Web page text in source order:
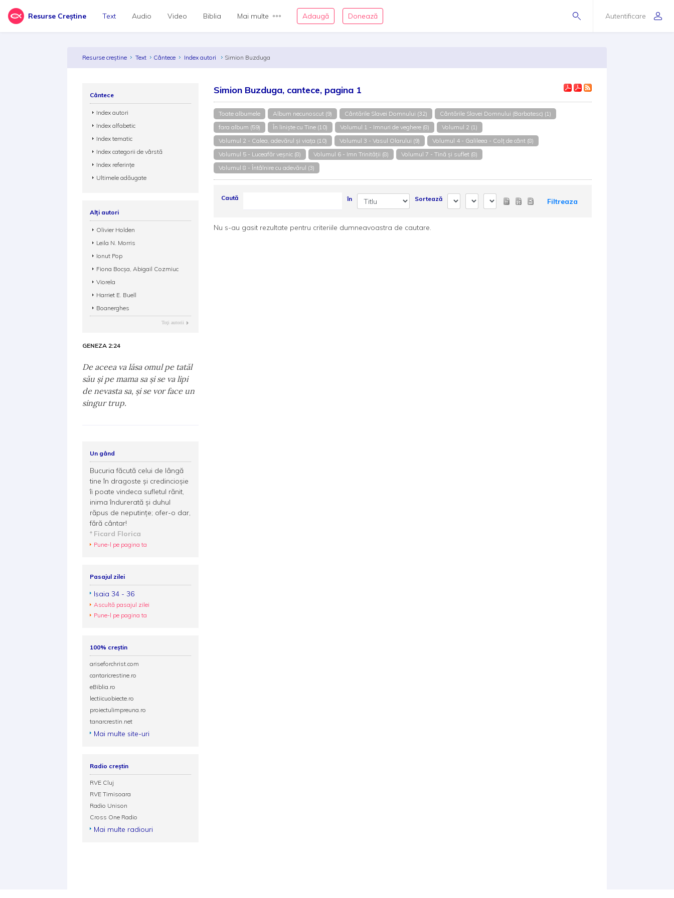
Resurse Creștine Autentificare
Text Audio Video Biblia Mai multe Adaugă Donează
Resurse creștine Text Cântece Index autori Simion Buzduga
Simion Buzduga, cantece, pagina 1
Toate albumele Album necunoscut (9) Cântările Slavei Domnului (32)
Cântările Slavei Domnului (Barbatesc) (1)
fara album (59)
În liniște cu Tine (10) Volumul 1 - Imnuri de veghere (8)
Volumul 2 (1)
Volumul 2 - Calea, adevărul şi viaţa (10)
Volumul 3 - Vasul Olarului (9)
Volumul 4 - Galileea - Colț de cânt (8)
Volumul 5 - Luceafăr veșnic (8)
Volumul 6 - Imn Trinității (8)
Volumul 7 - Tină şi suflet (8)
Volumul 8 - Întâlnire cu adevărul (3)
Caută în Sortează Filtreaza
Nu s-au gasit rezultate pentru criteriile dumneavoastra de cautare.
Cântece
Index autori
Index alfabetic
Index tematic
Index categorii de vârstă
Index referințe
Ultimele adăugate
Alți autori
Olivier Holden
Leila N. Morris
Ionut Pop
Fiona Bocșa, Abigail Cozmiuc
Viorela
Harriet E. Buell
Boanerghes
Toţi autorii
GENEZA 2:24
De aceea va lăsa omul pe tatăl
său şi pe mama sa şi se va lipi
de nevasta sa, şi se vor face un
singur trup.
Un gând
Bucuria făcută celui de lângă
tine în dragoste şi credincioşie
îi poate vindeca sufletul rănit,
inima îndurerată şi duhul
răpus de neputinţe; ofer-o dar,
fără cântar!
Ficard Florica
Pune-l pe pagina ta
Pasajul zilei
Isaia 34 - 36
Ascultă pasajul zilei
Pune-l pe pagina ta
100% creștin
ariseforchrist.com
cantaricrestine.ro
eBiblia.ro
lectiicuobiecte.ro
proiectulimpreuna.ro
tanarcrestin.net
Mai multe site-uri
Radio creștin
RVE Cluj
RVE Timisoara
Radio Unison
Cross One Radio
Mai multe radiouri